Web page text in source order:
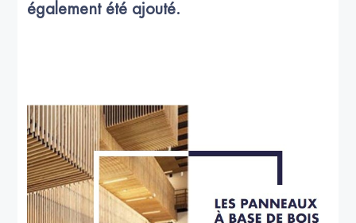
également été ajouté.